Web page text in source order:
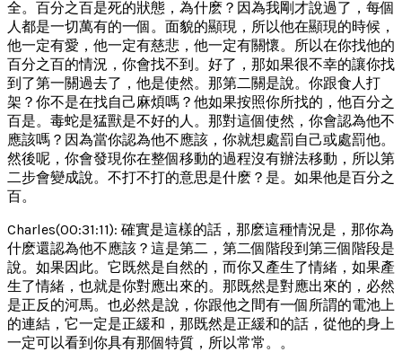
全。百分之百是死的狀態，為什麽？因為我剛才說過了，每個
人都是一切萬有的一個。面貌的顯現，所以他在顯現的時候，
他一定有愛，他一定有慈悲，他一定有關懷。所以在你找他的
百分之百的情況，你會找不到。好了，那如果很不幸的讓你找
到了第一關過去了，他是使然。那第二關是說。你跟食人打
架？你不是在找自己麻煩嗎？他如果按照你所找的，他百分之
百是。毒蛇是猛獸是不好的人。那對這個使然，你會認為他不
應該嗎？因為當你認為他不應該，你就想處罰自己或處罰他。
然後呢，你會發現你在整個移動的過程沒有辦法移動，所以第
二步會變成說。不打不打的意思是什麽？是。如果他是百分之
百。
Charles(00:31:11): 確實是這樣的話，那麽這種情況是，那你為
什麽還認為他不應該？這是第二，第二個階段到第三個階段是
說。如果因此。它既然是自然的，而你又產生了情緒，如果產
生了情緒，也就是你對應出來的。那既然是對應出來的，必然
是正反的河馬。也必然是說，你跟他之間有一個所謂的電池上
的連結，它一定是正緩和，那既然是正緩和的話，從他的身上
一定可以看到你具有那個特質，所以常常。。